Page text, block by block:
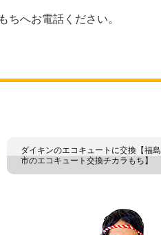
ちへお電話ください。
ダイキンのエコキュートに交換【福島
市のエコキュート交換チカラもち】